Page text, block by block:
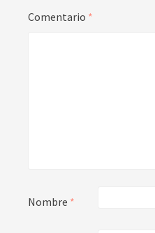
Comentario *
Nombre *